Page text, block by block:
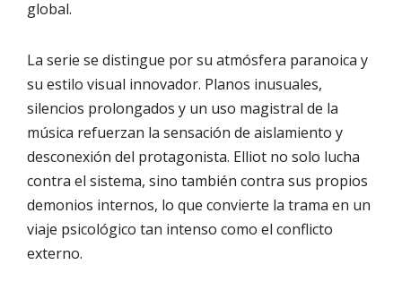
global.
La serie se distingue por su atmósfera paranoica y
su estilo visual innovador. Planos inusuales,
silencios prolongados y un uso magistral de la
música refuerzan la sensación de aislamiento y
desconexión del protagonista. Elliot no solo lucha
contra el sistema, sino también contra sus propios
demonios internos, lo que convierte la trama en un
viaje psicológico tan intenso como el conflicto
externo.